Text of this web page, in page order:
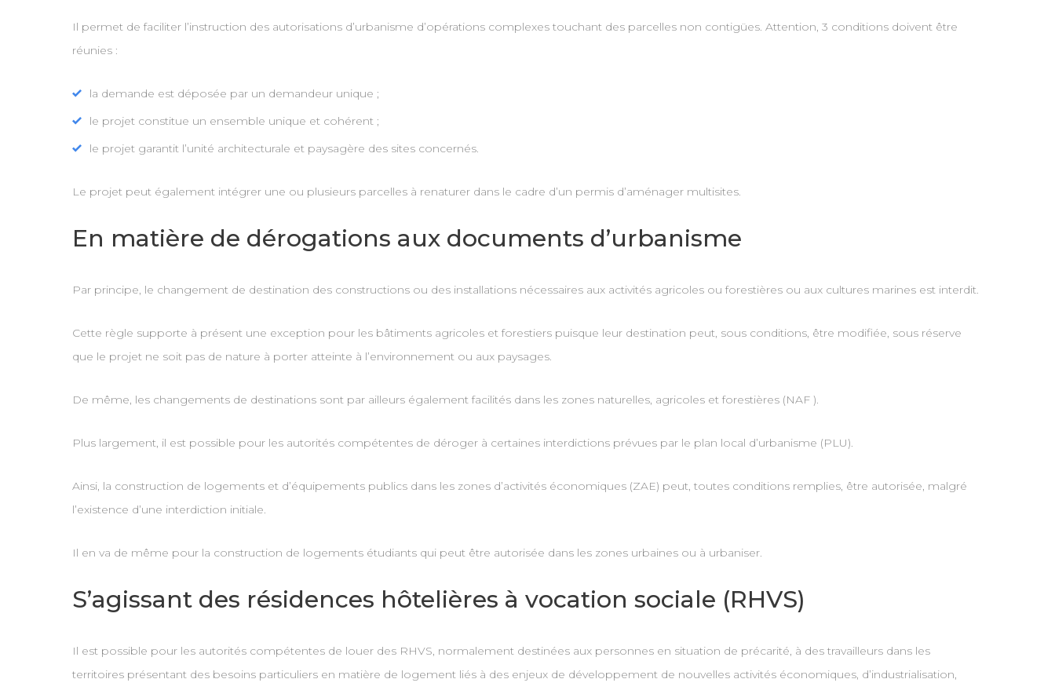
Il permet de faciliter l’instruction des autorisations d’urbanisme d’opérations complexes touchant des parcelles non contigües. Attention, 3 conditions doivent être
réunies :
la demande est déposée par un demandeur unique ;
le projet constitue un ensemble unique et cohérent ;
le projet garantit l’unité architecturale et paysagère des sites concernés.
Le projet peut également intégrer une ou plusieurs parcelles à renaturer dans le cadre d’un permis d’aménager multisites.
En matière de dérogations aux documents d’urbanisme
Par principe, le changement de destination des constructions ou des installations nécessaires aux activités agricoles ou forestières ou aux cultures marines est interdit.
Cette règle supporte à présent une exception pour les bâtiments agricoles et forestiers puisque leur destination peut, sous conditions, être modifiée, sous réserve
que le projet ne soit pas de nature à porter atteinte à l’environnement ou aux paysages.
De même, les changements de destinations sont par ailleurs également facilités dans les zones naturelles, agricoles et forestières (NAF ).
Plus largement, il est possible pour les autorités compétentes de déroger à certaines interdictions prévues par le plan local d’urbanisme (PLU).
Ainsi, la construction de logements et d’équipements publics dans les zones d’activités économiques (ZAE) peut, toutes conditions remplies, être autorisée, malgré
l’existence d’une interdiction initiale.
Il en va de même pour la construction de logements étudiants qui peut être autorisée dans les zones urbaines ou à urbaniser.
S’agissant des résidences hôtelières à vocation sociale (RHVS)
Il est possible pour les autorités compétentes de louer des RHVS, normalement destinées aux personnes en situation de précarité, à des travailleurs dans les
territoires présentant des besoins particuliers en matière de logement liés à des enjeux de développement de nouvelles activités économiques, d’industrialisation,